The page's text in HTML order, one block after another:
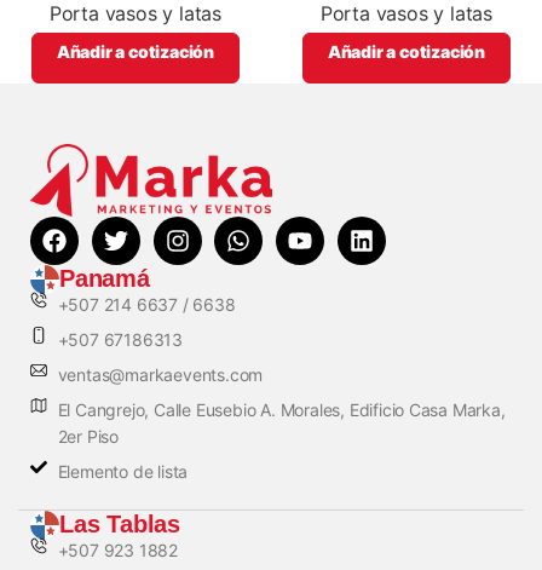
Porta vasos y latas
Añadir a cotización
Porta vasos y latas
Añadir a cotización
Panamá
+507 214 6637 / 6638
+507 67186313
ventas@markaevents.com
El Cangrejo, Calle Eusebio A. Morales, Edificio Casa Marka,
2er Piso
Elemento de lista
Las Tablas
+507 923 1882